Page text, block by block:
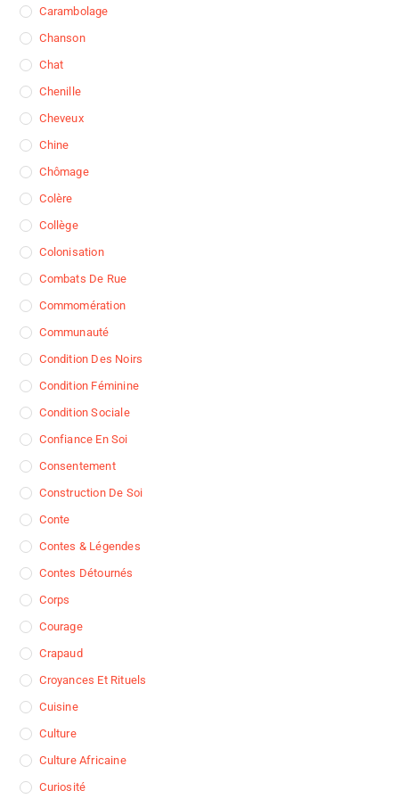
Carambolage
Chanson
Chat
Chenille
Cheveux
Chine
Chômage
Colère
Collège
Colonisation
Combats De Rue
Commomération
Communauté
Condition Des Noirs
Condition Féminine
Condition Sociale
Confiance En Soi
Consentement
Construction De Soi
Conte
Contes & Légendes
Contes Détournés
Corps
Courage
Crapaud
Croyances Et Rituels
Cuisine
Culture
Culture Africaine
Curiosité